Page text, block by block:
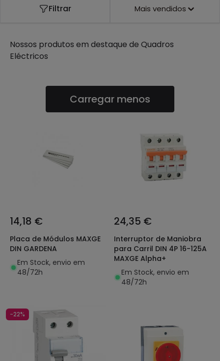
Filtrar Mais vendidos
Nossos produtos em destaque de Quadros
Eléctricos
Carregar menos
14,18 €
Placa de Módulos MAXGE
DIN GARDENA
Em Stock, envio em
48/72h
24,35 €
Interruptor de Maniobra
para Carril DIN 4P 16-125A
MAXGE Alpha+
Em Stock, envio em
48/72h
-22%